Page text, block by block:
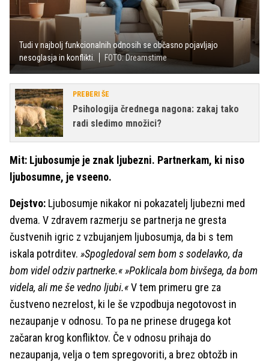
Tudi v najbolj funkcionalnih odnosih se občasno pojavljajo
nesoglasja in konflikti.
FOTO: Dreamstime
PREBERI ŠE
Psihologija črednega nagona: zakaj tako
radi sledimo množici?
Mit: Ljubosumje je znak ljubezni. Partnerkam, ki niso
ljubosumne, je vseeno.
Dejstvo: Ljubosumje nikakor ni pokazatelj ljubezni med
dvema. V zdravem razmerju se partnerja ne gresta
čustvenih igric z vzbujanjem ljubosumja, da bi s tem
iskala potrditev. »Spogledoval sem bom s sodelavko, da
bom videl odziv partnerke.« »Poklicala bom bivšega, da bom
videla, ali me še vedno ljubi.«V tem primeru gre za
čustveno nezrelost, ki le še vzpodbuja negotovost in
nezaupanje v odnosu. To pa ne prinese drugega kot
začaran krog konfliktov. Če v odnosu prihaja do
nezaupanja, velja o tem spregovoriti, a brez obtožb in